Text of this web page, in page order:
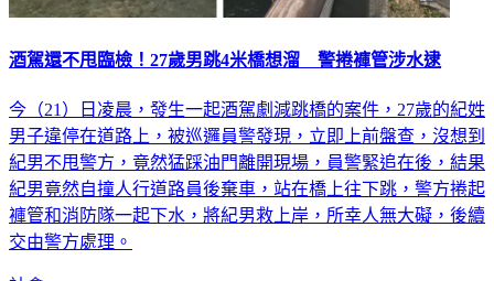
酒駕還不甩臨檢！27歲男跳4米橋想溜 警捲褲管涉水逮
今（21）日凌晨，發生一起酒駕劇減跳橋的案件，27歲的紀姓
男子違停在道路上，被巡邏員警發現，立即上前盤查，沒想到
紀男不甩警方，竟然猛踩油門離開現場，員警緊追在後，結果
紀男竟然自撞人行道路員後棄車，站在橋上往下跳，警方捲起
褲管和消防隊一起下水，將紀男救上岸，所幸人無大礙，後續
交由警方處理。